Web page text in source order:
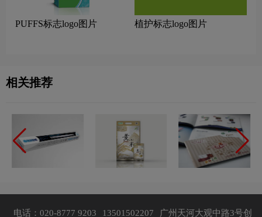
PUFFS标志logo图片 植护标志logo图片
相关推荐
电话：020-8777 9203 13501502207 广州天河大观中路3号创